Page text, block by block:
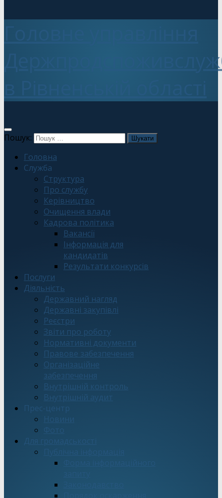
Пошук:
Головна
Служба
Структура
Про службу
Керівництво
Очищення влади
Кадрова політика
Вакансії
Інформація для
кандидатів
Результати конкурсів
Послуги
Діяльність
Державний нагляд
Державні закупівлі
Реєстри
Звіти про роботу
Нормативні документи
Правове забезпечення
Організаційне
забезпечення
Внутрішній контроль
Внутрішній аудит
Прес-центр
Новини
Фото
Для громадськості